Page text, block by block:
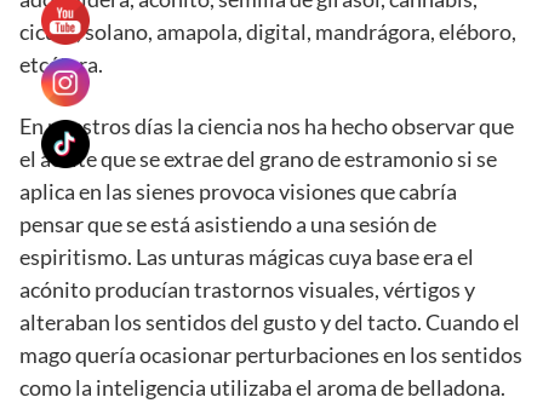
cicuta, solano, amapola, digital, mandrágora, eléboro,
etcétera.
En nuestros días la ciencia nos ha hecho observar que
el aceite que se extrae del grano de estramonio si se
aplica en las sienes provoca visiones que cabría
pensar que se está asistiendo a una sesión de
espiritismo. Las unturas mágicas cuya base era el
acónito producían trastornos visuales, vértigos y
alteraban los sentidos del gusto y del tacto. Cuando el
mago quería ocasionar perturbaciones en los sentidos
como la inteligencia utilizaba el aroma de belladona.